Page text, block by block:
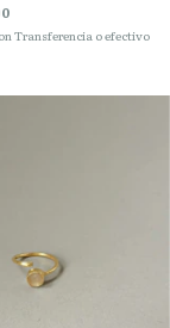
Transferencia o efectivo